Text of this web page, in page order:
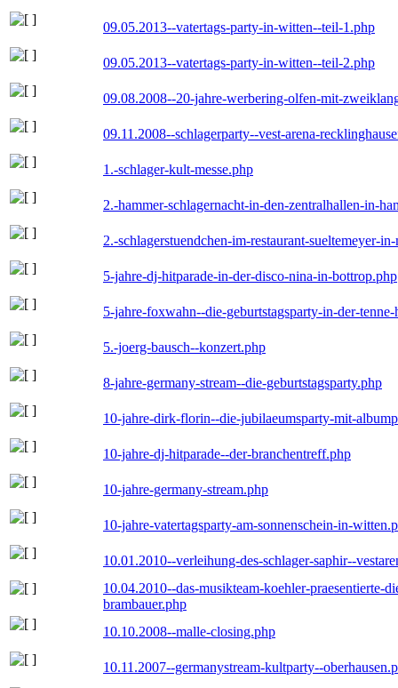
09.05.2013--vatertags-party-in-witten--teil-1.php
09.05.2013--vatertags-party-in-witten--teil-2.php
09.08.2008--20-jahre-werbering-olfen-mit-
09.11.2008--schlagerparty--vest-arena-
1.-schlager-kult-messe.php
2.-hammer-schlagernacht-in-den-zentralhallen-in-
2.-schlagerstuendchen-im-restaurant-sueltemeyer-
5-jahre-dj-hitparade-in-der-disco-nina-in-bottrop.php
5-jahre-foxwahn--die-geburtstagsparty-in-der-tenne-
5.-joerg-bausch--konzert.php
8-jahre-germany-stream--die-geburtstagsparty.php
10-jahre-dirk-florin--die-jubilaeumsparty-mit-
10-jahre-dj-hitparade--der-branchentreff.php
10-jahre-germany-stream.php
10-jahre-vatertagsparty-am-sonnenschein-in-
10.01.2010--verleihung-des-schlager-saphir--
10.04.2010--das-musikteam-koehler-praesentierte-
brambauer.php
10.10.2008--malle-closing.php
10.11.2007--germanystream-kultparty--